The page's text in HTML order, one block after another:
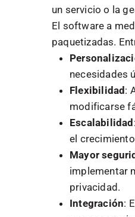
un servicio o la
El software a
paquetizadas.
necesidades
Flexibilidad:
modificarse
Escalabilidad
el
Mayor
implementar
privacidad.
Integración: